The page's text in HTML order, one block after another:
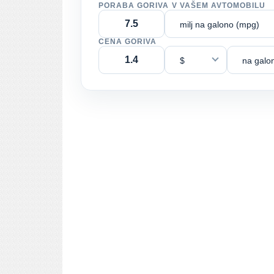
PORABA GORIVA V VAŠEM AVTOMOBILU
milj na galono (mpg)
CENA GORIVA
$ na